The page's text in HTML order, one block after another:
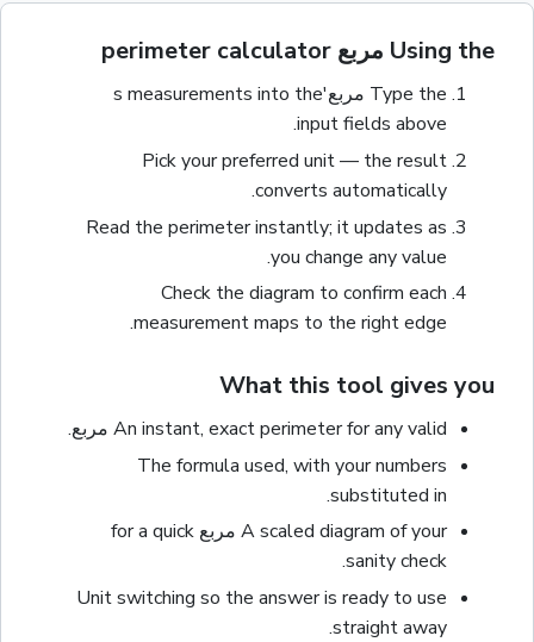
Using the مربع perimeter calculator
Type the مربع 's measurements into the
input fields above.
Pick your preferred unit — the result
converts automatically.
Read the perimeterinstantly; it updates as
you change any value.
Check the diagram to confirm each
measurement maps to the right edge.
What this tool gives you
An instant, exactperimeterfor any valid مربع.
The formula used, with your numbers
substituted in.
A scaled diagram of your مربع for a quick
sanity check.
Unit switching so the answer is ready to use
straight away.